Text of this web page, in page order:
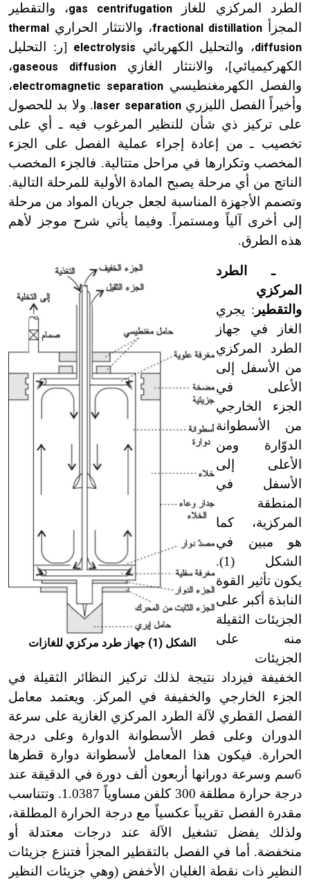
الطرد المركزي للغازgas centrifugation، والتقطير
المجزأ fractional distillation، والانتثار الحراري
thermal
diffusion، والتحليل الكهربائي electrolysis [ر: التحليل
الكهركيميائي]، والانتثار الغازيgaseous diffusion،
والفصل الكهرمغنطيسيelectromagnetic separation،
وأخيراً الفصل الليزريlaser separation . ولا بد للحصول
على تركيز ذي شأن للنظير المرغوب فيه ـ أي على
تخصيب ـ من إعادة إجراء عملية الفصل على الجزء
المخصب وتكرارها في مراحل متتالية. فالجزء المخصب
الناتج من أي مرحلة يصبح المادة الأولية للمرحلة التالية.
وتصمم الأجهزة المناسبة لجعل جريان المواد من مرحلة
إلى أخرى آلياً ومستمراً. وفيما يأتي شرح موجز لأهم
هذه الطرق.
الشكل (1) جهاز طرد مركزي للغازات
ـ الطرد
المركزي
والتقطير : يجري
الغاز في جهاز
الطرد المركزي
من الأسفل إلى
الأعلى في
الجزء الخارجي
من الأسطوانة
الدوّارة ومن
الأعلى إلى
الأسفل في
المنطقة
المركزية، كما
هو مبين في
الشكل (1).
يكون تأثير القوة
النابذة أكبر على
الجزيئات الثقيلة
منه على
الجزيئات
الخفيفة فيزداد نتيجة لذلك تركيز النظائر الثقيلة في
الجزء الخارجي والخفيفة في المركز. ويعتمد معامل
الفصل القطري لآلة الطرد المركزي الغازية على سرعة
الدوران وعلى قطر الأسطوانة الدوارة وعلى درجة
الحرارة. فيكون هذا المعامل لأسطوانة دوارة قطرها
6سم وسرعة دورانها أربعون ألف دورة في الدقيقة عند
درجة حرارة مطلقة 300 كلفن مساوياً 1.0387. وتتناسب
مقدرة الفصل تقريباً عكسياً مع درجة الحرارة المطلقة،
ولذلك يفضل تشغيل الآلة عند درجات معتدلة أو
منخفضة. أما في الفصل بالتقطير المجزأ فتنزع جزيئات
النظير ذات نقطة الغليان الأخفض (وهي جزيئات النظير